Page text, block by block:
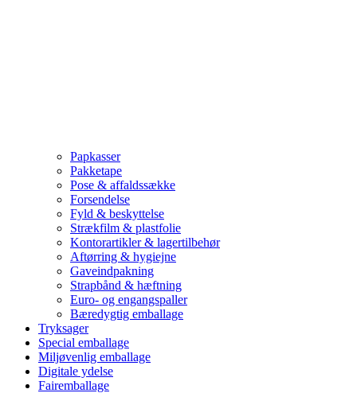
Papkasser
Pakketape
Pose & affaldssække
Forsendelse
Fyld & beskyttelse
Strækfilm & plastfolie
Kontorartikler & lagertilbehør
Aftørring & hygiejne
Gaveindpakning
Strapbånd & hæftning
Euro- og engangspaller
Bæredygtig emballage
Tryksager
Special emballage
Miljøvenlig emballage
Digitale ydelse
Fairemballage